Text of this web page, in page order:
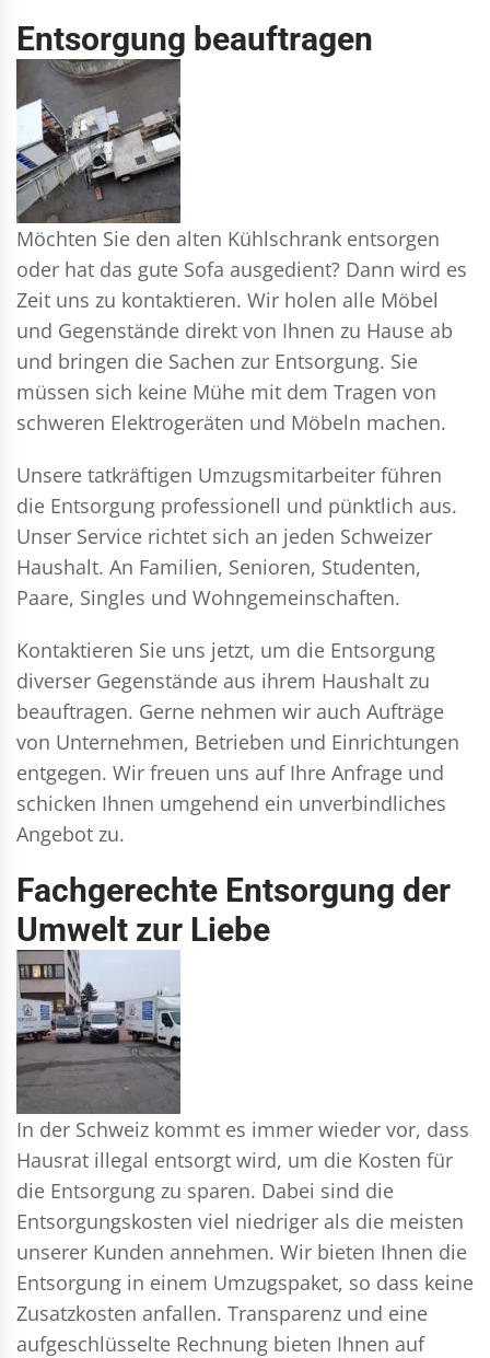
Entsorgung beauftragen
Möchten Sie den alten Kühlschrank entsorgen
oder hat das gute Sofa ausgedient? Dann wird es
Zeit uns zu kontaktieren. Wir holen alle Möbel
und Gegenstände direkt von Ihnen zu Hause ab
und bringen die Sachen zur Entsorgung. Sie
müssen sich keine Mühe mit dem Tragen von
schweren Elektrogeräten und Möbeln machen.
Unsere tatkräftigen Umzugsmitarbeiter führen
die Entsorgung professionell und pünktlich aus.
Unser Service richtet sich an jeden Schweizer
Haushalt. An Familien, Senioren, Studenten,
Paare, Singles und Wohngemeinschaften.
Kontaktieren Sie uns jetzt, um die Entsorgung
diverser Gegenstände aus ihrem Haushalt zu
beauftragen. Gerne nehmen wir auch Aufträge
von Unternehmen, Betrieben und Einrichtungen
entgegen. Wir freuen uns auf Ihre Anfrage und
schicken Ihnen umgehend ein unverbindliches
Angebot zu.
Fachgerechte Entsorgung der
Umwelt zur Liebe
In der Schweiz kommt es immer wieder vor, dass
Hausrat illegal entsorgt wird, um die Kosten für
die Entsorgung zu sparen. Dabei sind die
Entsorgungskosten viel niedriger als die meisten
unserer Kunden annehmen. Wir bieten Ihnen die
Entsorgung in einem Umzugspaket, so dass keine
Zusatzkosten anfallen. Transparenz und eine
aufgeschlüsselte Rechnung bieten Ihnen auf